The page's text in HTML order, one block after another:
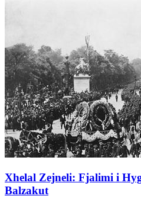
Xhelal Zejneli: Fjalimi i
Balzakut